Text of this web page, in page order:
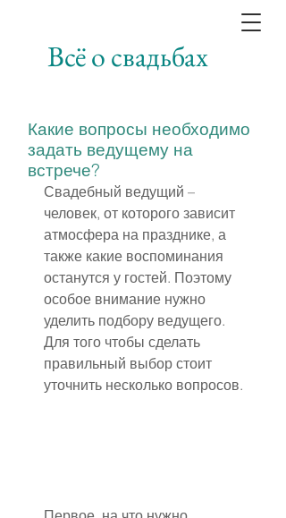
Всё о свадьбах
Какие вопросы необходимо
задать ведущему на
встрече?
Свадебный ведущий –
человек, от которого зависит
атмосфера на празднике, а
также какие воспоминания
останутся у гостей. Поэтому
особое внимание нужно
уделить подбору ведущего.
Для того чтобы сделать
правильный выбор стоит
уточнить несколько вопросов.